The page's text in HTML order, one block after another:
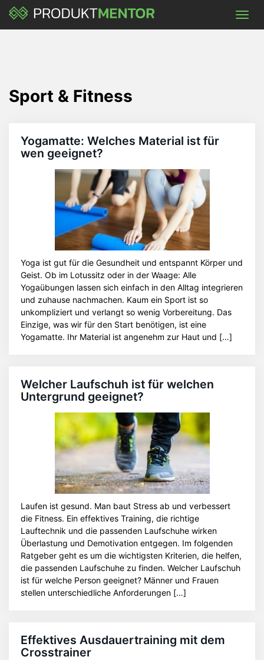
Skip
main
Sport & Fitness
Yogamatte: Welches Material ist für
wen geeignet?
Yoga ist gut für die Gesundheit und entspannt Körper und
Geist. Ob im Lotussitz oder in der Waage: Alle
Yogaübungen lassen sich einfach in den Alltag integrieren
und zuhause nachmachen. Kaum ein Sport ist so
unkompliziert und verlangt so wenig Vorbereitung. Das
Einzige, was wir für den Start benötigen, ist eine
Yogamatte. Ihr Material ist angenehm zur Haut und […]
Welcher Laufschuh ist für welchen
Untergrund geeignet?
Laufen ist gesund. Man baut Stress ab und verbessert
die Fitness. Ein effektives Training, die richtige
Lauftechnik und die passenden Laufschuhe wirken
Überlastung und Demotivation entgegen. Im folgenden
Ratgeber geht es um die wichtigsten Kriterien, die helfen,
die passenden Laufschuhe zu finden. Welcher Laufschuh
ist für welche Person geeignet? Männer und Frauen
stellen unterschiedliche Anforderungen […]
Effektives Ausdauertraining mit dem
Crosstrainer